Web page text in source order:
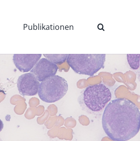
Publikationen